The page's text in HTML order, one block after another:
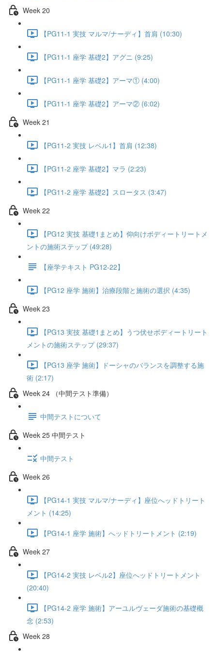
Week 20
【PG11-1 実技 マルマ/ナーディ】首肩 (10:30)
【PG11-1 座学 基礎2】アグニ (9:25)
【PG11-1 座学 基礎2】アーマ① (4:00)
【PG11-1 座学 基礎2】アーマ② (6:02)
Week 21
【PG11-2 実技 レベル1】首肩 (12:38)
【PG11-2 座学 基礎2】マラ (2:23)
【PG11-2 座学 基礎2】スロータス (3:47)
Week 22
【PG12 実技 基礎1まとめ】仰向けボディートリートメ
ントの施術ステップ (49:28)
【座学テキスト PG12-22】
【PG12 座学 施術】治療段階と施術の選択 (4:35)
Week 23
【PG13 実技 基礎1まとめ】うつ伏せボディートリート
メントの施術ステップ (29:37)
【PG13 座学 施術】ドーシャのバランスを調整する施
術 (2:17)
Week 24 （中間テスト準備）
中間テストについて
Week 25 中間テスト
中間テスト
Week 26
【PG14-1 実技 マルマ/ナーディ】座位へッドトリート
メント (14:25)
【PG14-1 座学 施術】へッドトリートメント (2:19)
Week 27
【PG14-2 実技 レベル2】座位へッドトリートメント
(20:40)
【PG14-2 座学 施術】アーユルヴェーダ施術の基礎概
念 (2:53)
Week 28